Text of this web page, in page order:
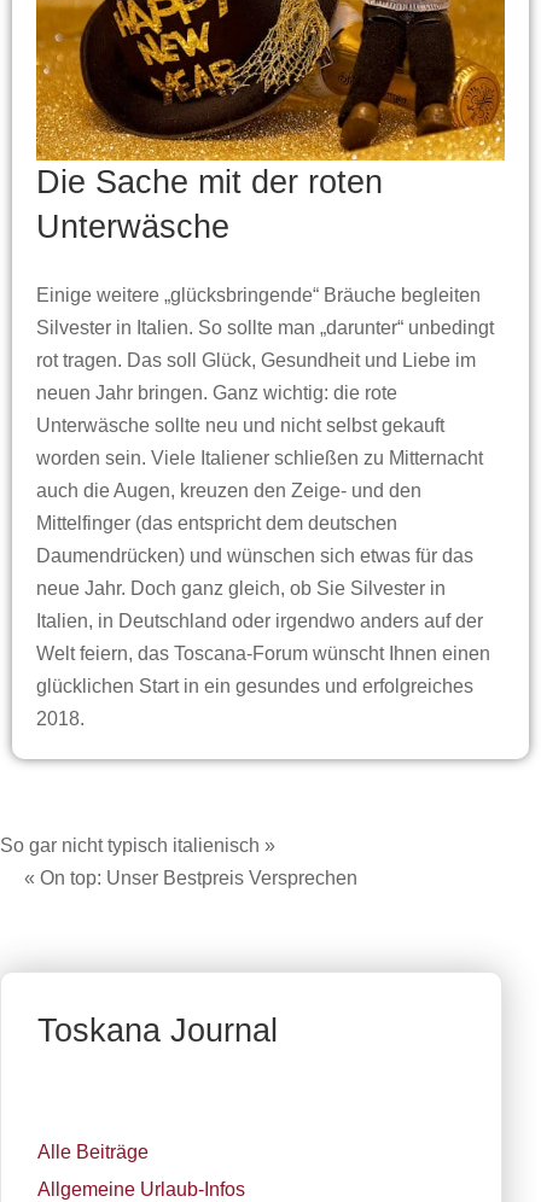
Die Sache mit der roten
Unterwäsche
Einige weitere „glücksbringende“ Bräuche begleiten
Silvester in Italien. So sollte man „darunter“ unbedingt
rot tragen. Das soll Glück, Gesundheit und Liebe im
neuen Jahr bringen. Ganz wichtig: die rote
Unterwäsche sollte neu und nicht selbst gekauft
worden sein. Viele Italiener schließen zu Mitternacht
auch die Augen, kreuzen den Zeige- und den
Mittelfinger (das entspricht dem deutschen
Daumendrücken) und wünschen sich etwas für das
neue Jahr. Doch ganz gleich, ob Sie Silvester in
Italien, in Deutschland oder irgendwo anders auf der
Welt feiern, das Toscana-Forum wünscht Ihnen einen
glücklichen Start in ein gesundes und erfolgreiches
2018.
So gar nicht typisch italienisch »
« On top: Unser Bestpreis Versprechen
Toskana Journal
Alle Beiträge
Allgemeine Urlaub-Infos